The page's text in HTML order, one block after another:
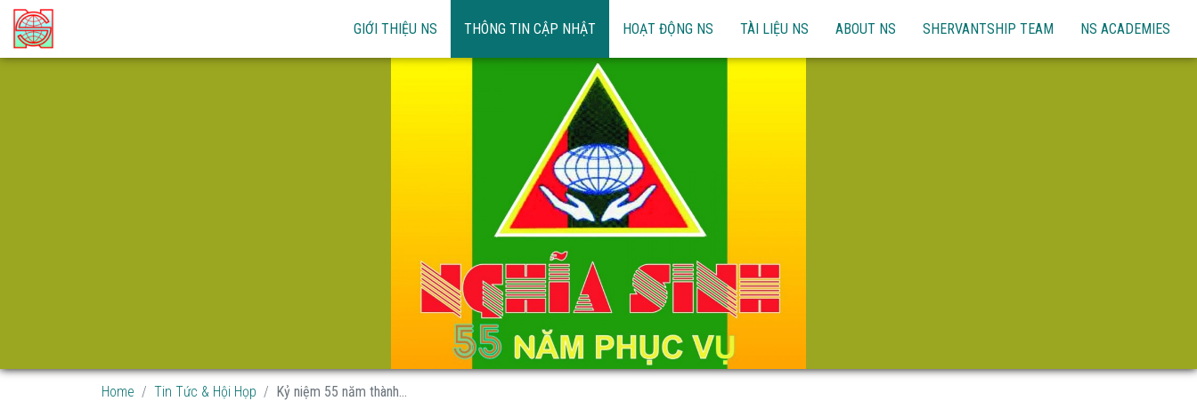
GIỚI THIỆU NS THÔNG TIN CẬP NHẬT HOẠT ĐỘNG NS TÀI LIỆU NS ABOUT NS SHERVANTSHIP TEAM NS ACADEMIES
Home Tin Tức & Hội Họp Kỷ niệm 55 năm thành...